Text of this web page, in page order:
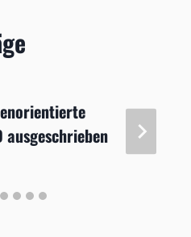
ausgeschrieben